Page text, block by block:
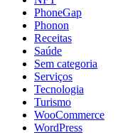
PhoneGap
Phonon
Receitas
Saúde
Sem categoria
Serviços
Tecnologia
Turismo
WooCommerce
WordPress